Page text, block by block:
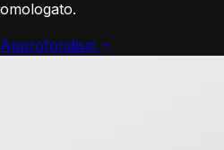
omologato.
Approfondisci